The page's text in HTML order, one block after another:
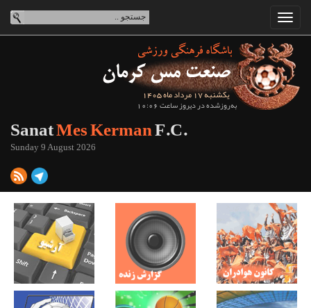
یکشنبه 17 مرداد ماه 1405
به‌روزشده در دیروز ساعت 10:06
SanatMes KermanF.C.
Sunday 9 August 2026